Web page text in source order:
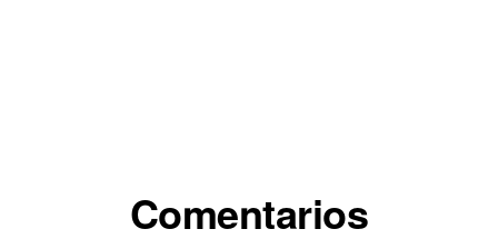
Interacciones
Comentarios